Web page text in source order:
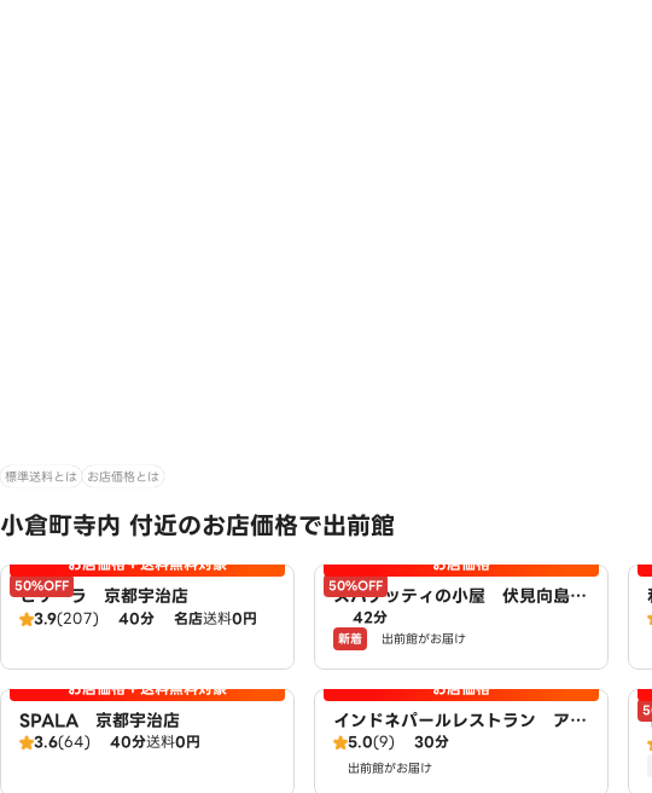
標準送料とは お店価格とは
小倉町寺内 付近のお店価格で出前館
50%OFF
お店価格＋送料無料対象
ピザーラ 京都宇治店
3.9(207) 40分 名店送料0円
50%OFF
お店価格
スパゲッティの小屋 伏見向島
店 powered by LAWSON
42分
新着 出前館がお届け
お店価格＋送料無料対象
SPALA 京都宇治店
3.6(64) 40分送料0円
お店価格
インドネパールレストラン ア
マ Aama
5.0(9) 30分
出前館がお届け